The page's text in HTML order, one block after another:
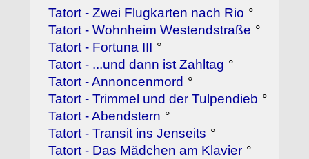
Tatort - Zwei Flugkarten nach Rio °
Tatort - Wohnheim Westendstraße °
Tatort - Fortuna III °
Tatort - ...und dann ist Zahltag °
Tatort - Annoncenmord °
Tatort - Trimmel und der Tulpendieb °
Tatort - Abendstern °
Tatort - Transit ins Jenseits °
Tatort - Das Mädchen am Klavier °